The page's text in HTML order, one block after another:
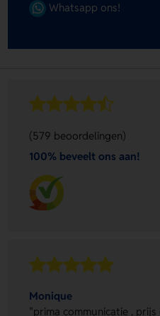
Whatsapp ons!
(579 beoordelingen)
100% beveelt ons aan!
Monique
"prima communicatie ,